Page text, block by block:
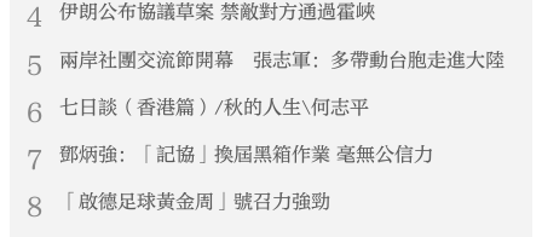
4 伊朗公布協議草案 禁敵對方通過霍峽
5 兩岸社團交流節開幕 張志軍：多帶動台胞走進大陸
6 七日談（香港篇）/秋的人生\何志平
7 鄧炳強：「記協」換屆黑箱作業 毫無公信力
8 「啟德足球黃金周」號召力強勁